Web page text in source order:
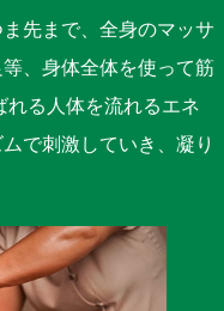
先まで、全身のマッサ
、身体全体を使って筋
れる人体を流れるエネ
で刺激していき、凝り